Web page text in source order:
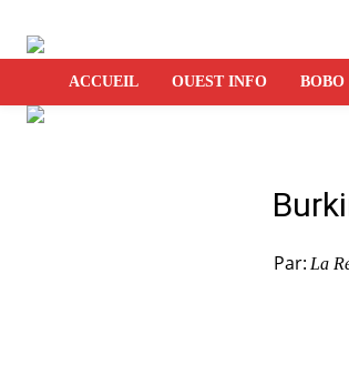
ACCUEIL OUEST INFO
Par: La